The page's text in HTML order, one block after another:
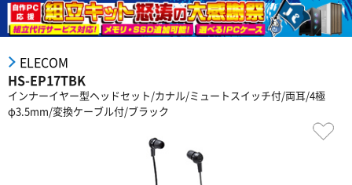
ELECOM
HS-EP17TBK
インナーイヤー型ヘッドセット/カナル/ミュートスイッチ付/両耳/4極
φ3.5mm/変換ケーブル付/ブラック